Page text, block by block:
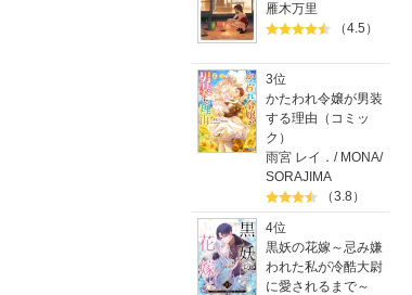
雁木万里
（4.5）
3位
かたわれ令嬢が男装
する理由（コミッ
ク）
雨宮 レイ． / MONA/
SORAJIMA
（3.8）
4位
黒妖の花嫁～忌み嫌
われた私が冷酷大尉
に愛されるまで～